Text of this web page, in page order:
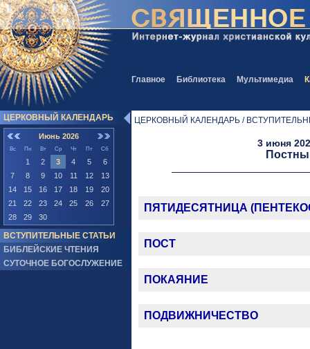
Главное Библиотека Мультимедиа
ЦЕРКОВНЫЙ КАЛЕНДАРЬ
Июнь 2026
Вс Пн Вт Ср Чт Пт Сб
1 2 3 4 5
6
7
8 9 10 11 12
13
14
15 16 17 18 19
20
21
22 23 24 25 26
27
28
29 30
ВСТУПИТЕЛЬНЫЕ СТАТЬИ
БИБЛЕЙСКИЕ ЧТЕНИЯ
СУТОЧНОЕ БОГОСЛУЖЕНИЕ
ЦЕРКОВНЫЙ КАЛЕНДАРЬ /
3 июня
ПЯТИДЕСЯТНИЦА
ПОСТ
ПОКАЯНИЕ
ПОДВИЖНИЧЕСТВО